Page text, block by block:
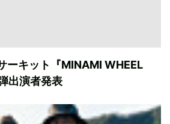
ーキット『MINAMI WHEEL
出演者発表